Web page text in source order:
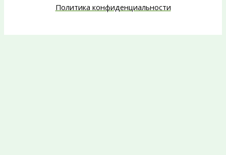
Политика конфиденциальности